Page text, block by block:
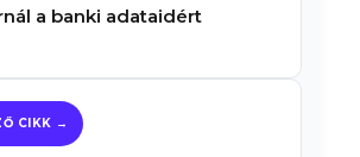
a banki adataidért